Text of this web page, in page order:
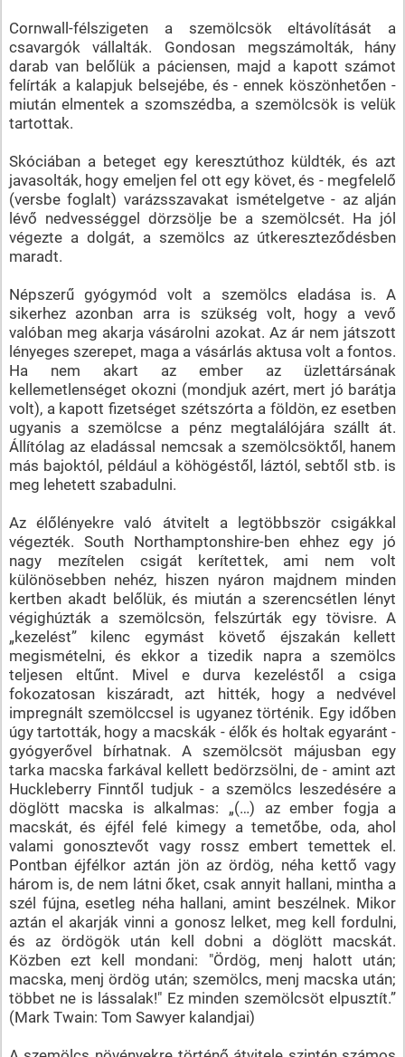
Cornwall-félszigeten a szemölcsök eltávolítását a
csavargók vállalták. Gondosan megszámolták, hány
darab van belőlük a páciensen, majd a kapott számot
felírták a kalapjuk belsejébe, és - ennek köszönhetően -
miután elmentek a szomszédba, a szemölcsök is velük
tartottak.
Skóciában a beteget egy keresztúthoz küldték, és azt
javasolták, hogy emeljen fel ott egy követ, és - megfelelő
(versbe foglalt) varázsszavakat ismételgetve - az alján
lévő nedvességgel dörzsölje be a szemölcsét. Ha jól
végezte a dolgát, a szemölcs az útkereszteződésben
maradt.
Népszerű gyógymód volt a szemölcs eladása is. A
sikerhez azonban arra is szükség volt, hogy a vevő
valóban meg akarja vásárolni azokat. Az ár nem játszott
lényeges szerepet, maga a vásárlás aktusa volt a fontos.
Ha nem akart az ember az üzlettársának
kellemetlenséget okozni (mondjuk azért, mert jó barátja
volt), a kapott fizetséget szétszórta a földön, ez esetben
ugyanis a szemölcse a pénz megtalálójára szállt át.
Állítólag az eladással nemcsak a szemölcsöktől, hanem
más bajoktól, például a köhögéstől, láztól, sebtől stb. is
meg lehetett szabadulni.
Az élőlényekre való átvitelt a legtöbbször csigákkal
végezték. South Northamptonshire-ben ehhez egy jó
nagy mezítelen csigát kerítettek, ami nem volt
különösebben nehéz, hiszen nyáron majdnem minden
kertben akadt belőlük, és miután a szerencsétlen lényt
végighúzták a szemölcsön, felszúrták egy tövisre. A
„kezelést” kilenc egymást követő éjszakán kellett
megismételni, és ekkor a tizedik napra a szemölcs
teljesen eltűnt. Mivel e durva kezeléstől a csiga
fokozatosan kiszáradt, azt hitték, hogy a nedvével
impregnált szemölccsel is ugyanez történik. Egy időben
úgy tartották, hogy a macskák - élők és holtak egyaránt -
gyógyerővel bírhatnak. A szemölcsöt májusban egy
tarka macska farkával kellett bedörzsölni, de - amint azt
Huckleberry Finntől tudjuk - a szemölcs leszedésére a
döglött macska is alkalmas: „(…) az ember fogja a
macskát, és éjfél felé kimegy a temetőbe, oda, ahol
valami gonosztevőt vagy rossz embert temettek el.
Pontban éjfélkor aztán jön az ördög, néha kettő vagy
három is, de nem látni őket, csak annyit hallani, mintha a
szél fújna, esetleg néha hallani, amint beszélnek. Mikor
aztán el akarják vinni a gonosz lelket, meg kell fordulni,
és az ördögök után kell dobni a döglött macskát.
Közben ezt kell mondani: "Ördög, menj halott után;
macska, menj ördög után; szemölcs, menj macska után;
többet ne is lássalak!" Ez minden szemölcsöt elpusztít.”
(Mark Twain: Tom Sawyer kalandjai)